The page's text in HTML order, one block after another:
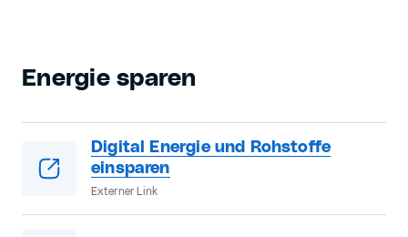
Energie sparen
Digital Energie und Rohstoffe
einsparen
Externer Link